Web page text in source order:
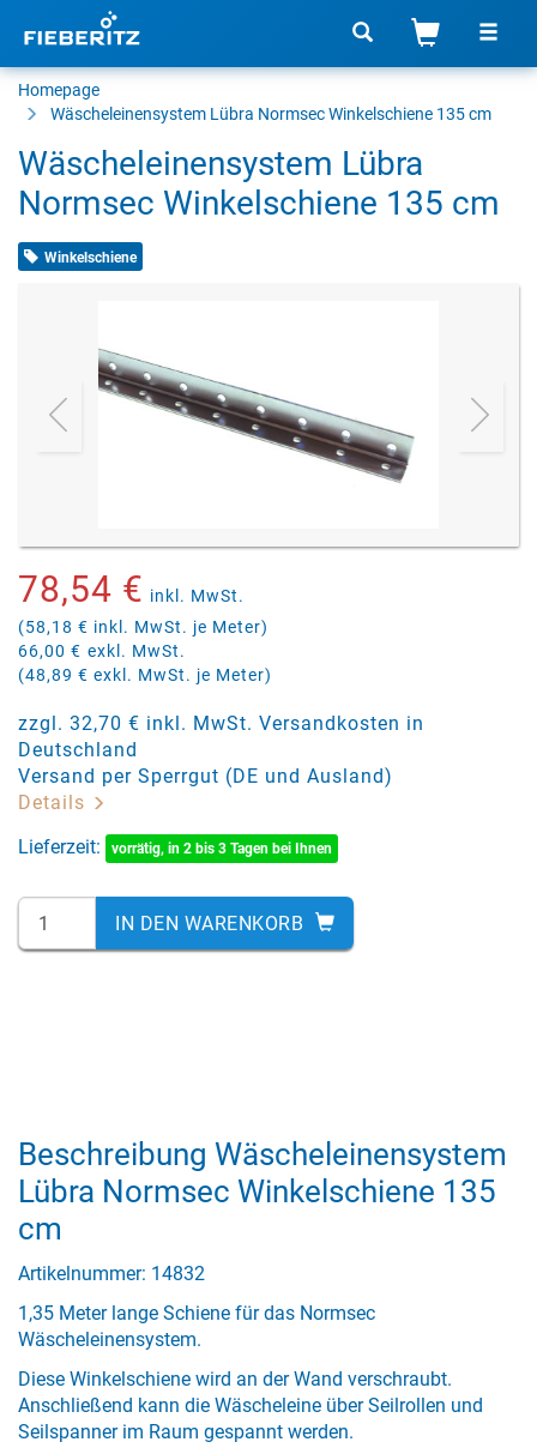
Homepage
Wäscheleinensystem Lübra Normsec Winkelschiene 135 cm
Wäscheleinensystem Lübra
Normsec Winkelschiene 135 cm
Winkelschiene
78,54 € inkl. MwSt.
(58,18 € inkl. MwSt. je Meter)
66,00 € exkl. MwSt.
(48,89 € exkl. MwSt. je Meter)
zzgl. 32,70 € inkl. MwSt. Versandkosten in
Deutschland
Versand per Sperrgut (DE und Ausland)
Details
Lieferzeit:
vorrätig, in 2 bis 3 Tagen bei Ihnen
IN DEN WARENKORB
Beschreibung Wäscheleinensystem
Lübra Normsec Winkelschiene 135
cm
Artikelnummer: 14832
1,35 Meter lange Schiene für das Normsec
Wäscheleinensystem.
Diese Winkelschiene wird an der Wand verschraubt.
Anschließend kann die Wäscheleine über Seilrollen und
Seilspanner im Raum gespannt werden.